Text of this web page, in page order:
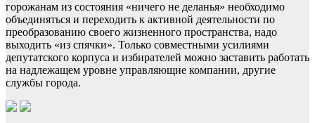
горожанам из состояния «ничего не деланья» необходимо
объединяться и переходить к активной деятельности по
преобразованию своего жизненного пространства, надо
выходить «из спячки». Только совместными усилиями
депутатского корпуса и избирателей можно заставить работать
на надлежащем уровне управляющие компании, другие
службы города.